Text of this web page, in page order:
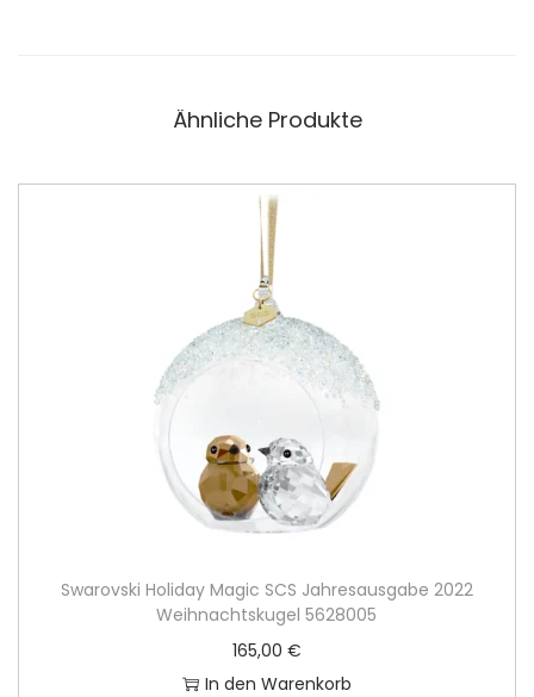
Ähnliche Produkte
Swarovski Holiday Magic SCS Jahresausgabe 2022
Weihnachtskugel 5628005
165,00 €
In den Warenkorb